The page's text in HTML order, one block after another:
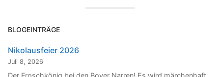
BLOGEINTRÄGE
Nikolausfeier 2026
Juli 8, 2026
Der Froschkönig bei den Boyer Narren! Es wird märchenhaft